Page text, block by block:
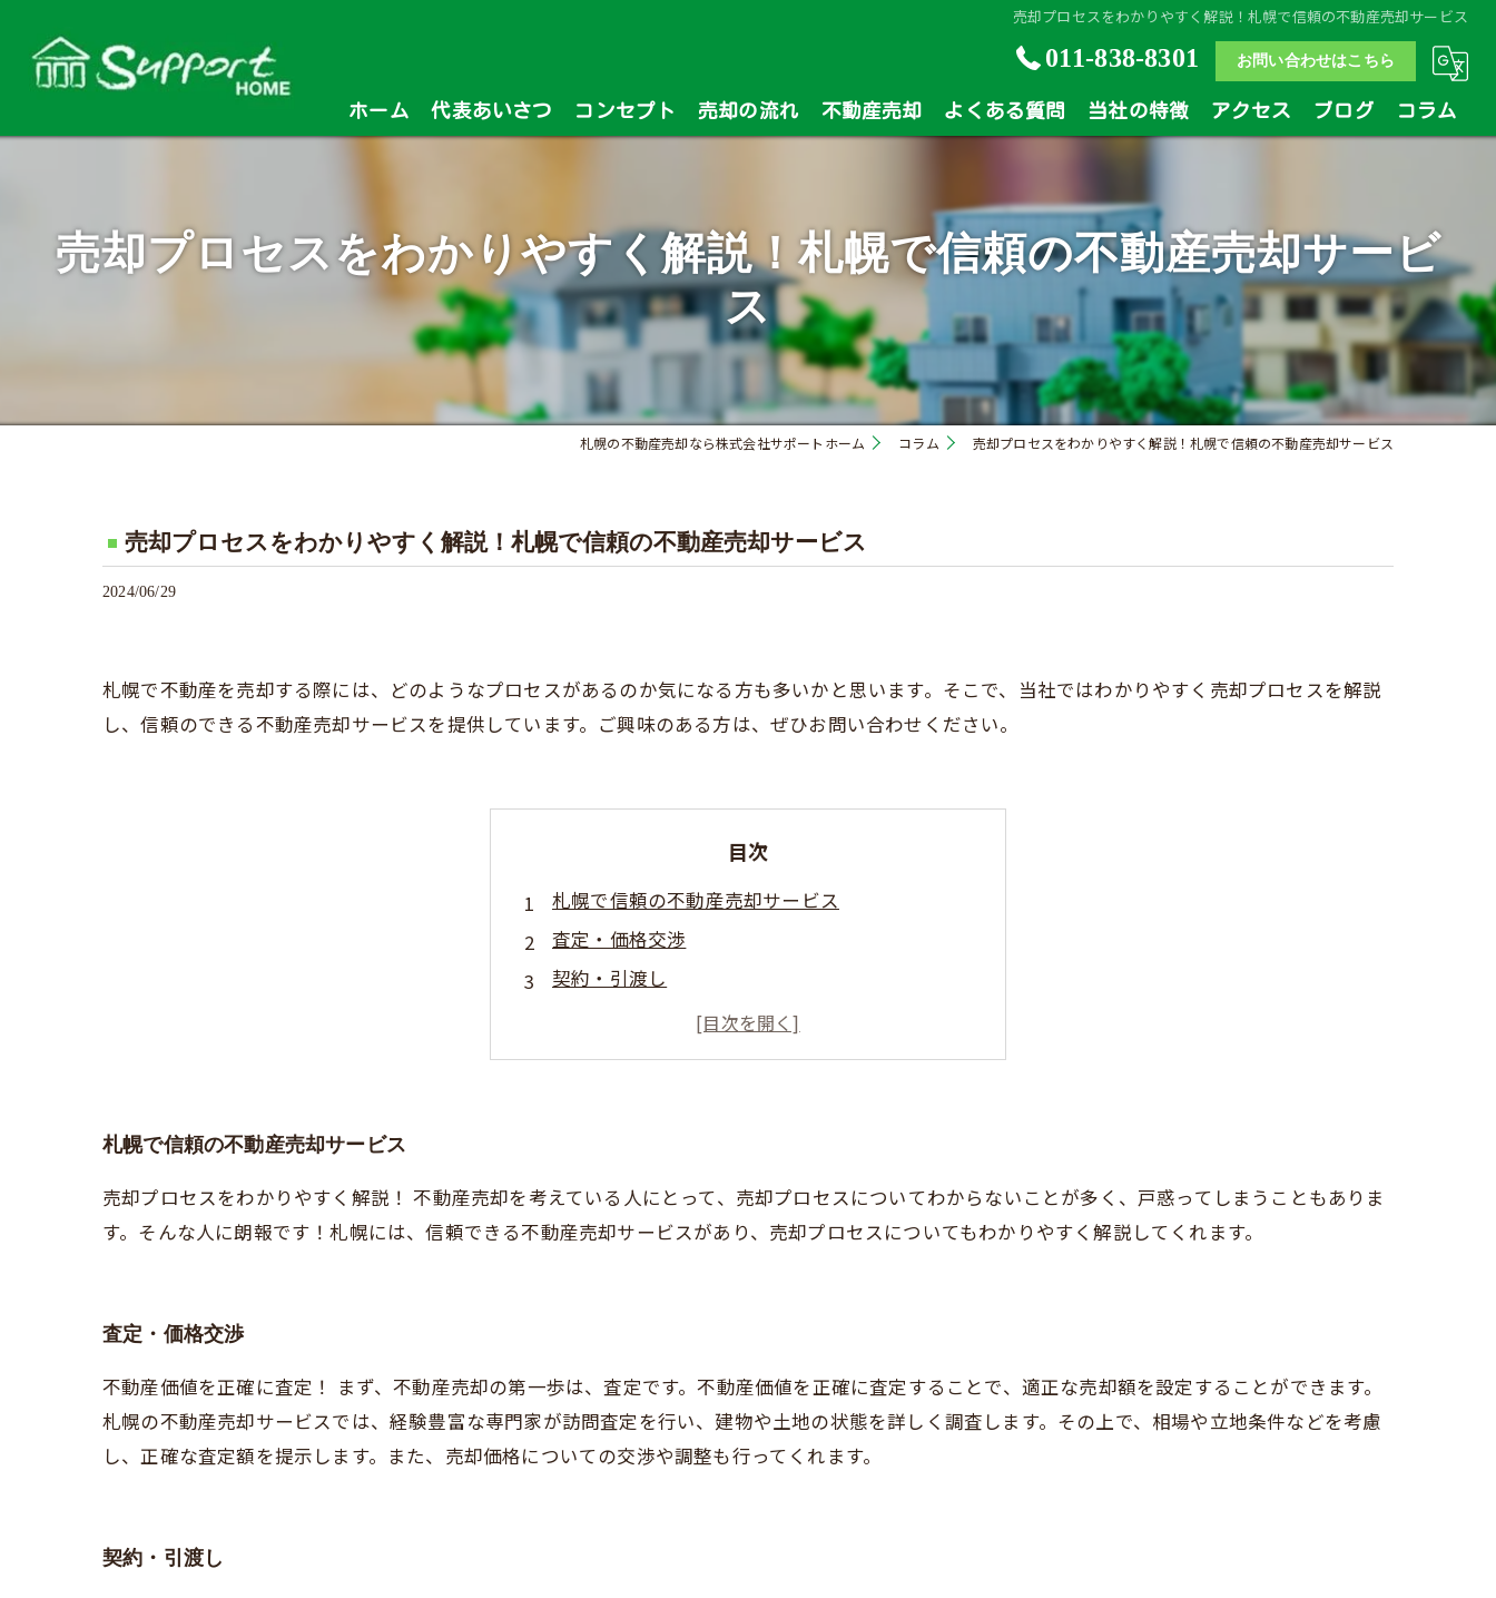
売却プロセスをわかりやすく解説！札幌で信頼の不動産売却サービス
011-838-8301 お問い合わせはこちら
ホーム 代表あいさつ コンセプト 売却の流れ 不動産売却 よくある質問 当社の特徴
戸建
マンション
相続
買い替え
アクセス ブログ コラム
売却プロセスをわかりやすく解説！札幌で信頼の不動産売却サービ
ス
札幌の不動産売却なら株式会社サポートホーム コラム 売却プロセスをわかりやすく解説！札幌で信頼の不動産売却サービス
売却プロセスをわかりやすく解説！札幌で信頼の不動産売却サービス
2024/06/29
札幌で不動産を売却する際には、どのようなプロセスがあるのか気になる方も多いかと思います。そこで、当社ではわかりやすく売却プロセスを解説
し、信頼のできる不動産売却サービスを提供しています。ご興味のある方は、ぜひお問い合わせください。
目次
札幌で信頼の不動産売却サービス
査定・価格交渉
契約・引渡し
アフターサポート
まとめ
札幌で信頼の不動産売却サービス
売却プロセスをわかりやすく解説！ 不動産売却を考えている人にとって、売却プロセスについてわからないことが多く、戸惑ってしまうこともありま
す。そんな人に朗報です！札幌には、信頼できる不動産売却サービスがあり、売却プロセスについてもわかりやすく解説してくれます。
査定・価格交渉
不動産価値を正確に査定！ まず、不動産売却の第一歩は、査定です。不動産価値を正確に査定することで、適正な売却額を設定することができます。
札幌の不動産売却サービスでは、経験豊富な専門家が訪問査定を行い、建物や土地の状態を詳しく調査します。その上で、相場や立地条件などを考慮
し、正確な査定額を提示します。また、売却価格についての交渉や調整も行ってくれます。
契約・引渡し